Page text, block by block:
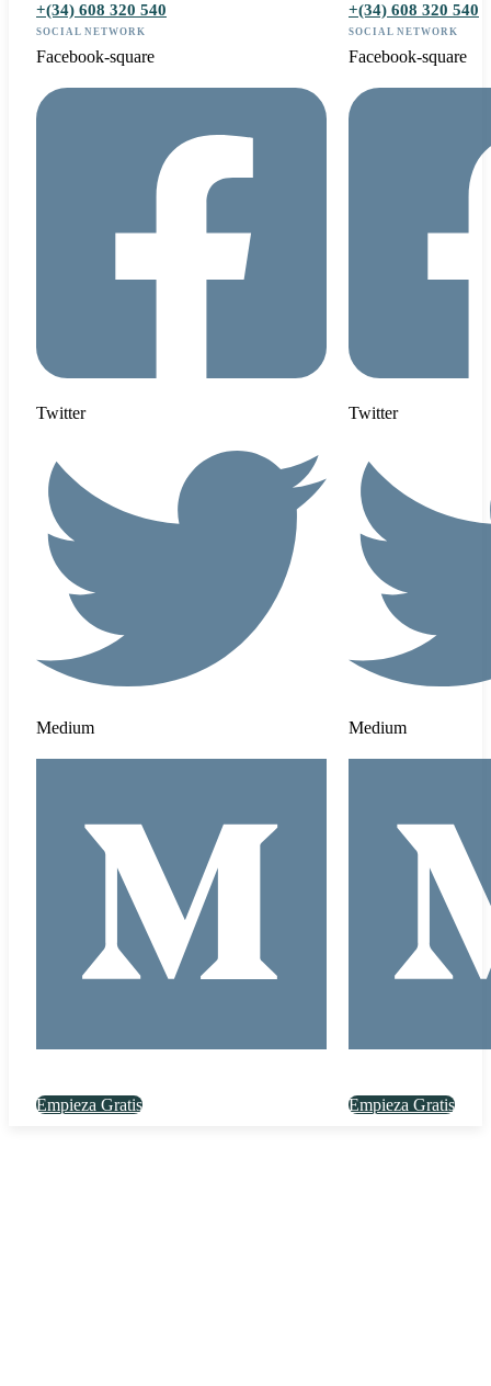
+(34) 608 320 540
SOCIAL NETWORK
Facebook-square
Twitter
Medium
Empieza Gratis
+(34) 608 320 540
SOCIAL NETWORK
Facebook-square
Twitter
Medium
Empieza Gratis